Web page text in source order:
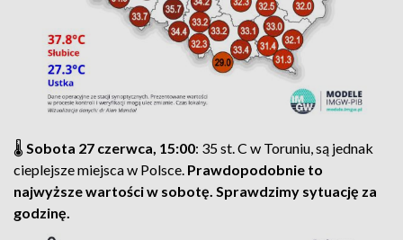
🌡️ Sobota 27 czerwca, 15:00: 35 st. C w Toruniu, są jednak
cieplejsze miejsca w Polsce. Prawdopodobnie to
najwyższe wartości w sobotę. Sprawdzimy sytuację za
godzinę.